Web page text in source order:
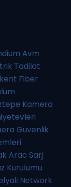
Avm
Tadilat
Fiber
Kamera
Guvenlik
Arac Sarj
Kurulumu
Network